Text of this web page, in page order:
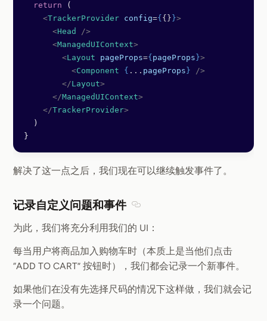
  return
(
    <
TrackerProvider config={ {} }>
      <
Head
/>
      <
ManagedUIContext>
        <
Layout pageProps={ pageProps }>
          <
Component { ... pageProps } />
        </
Layout>
      </
ManagedUIContext>
    </
TrackerProvider>
  )
}
解决了这一点之后，我们现在可以继续触发事件了。
记录自定义问题和事件
为此，我们将充分利用我们的 UI：
每当用户将商品加入购物车时（本质上是当他们点击
“ADD TO CART” 按钮时），我们都会记录一个新事件。
如果他们在没有先选择尺码的情况下这样做，我们就会记
录一个问题。